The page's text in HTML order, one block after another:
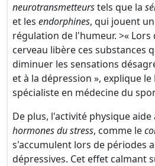
neurotransmetteurstels que la
et les endorphines, qui jouent
régulation de l'humeur. >«
cerveau libère ces substances
diminuer les sensations
et à la dépression », explique le
spécialiste en médecine du
De plus, l'activité physique aide
hormones du stress, comme le
s'accumulent lors de périodes
dépressives. Cet effet calmant